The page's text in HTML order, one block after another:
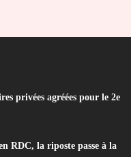
privées agréées pour le 2e
RDC, la riposte passe à la